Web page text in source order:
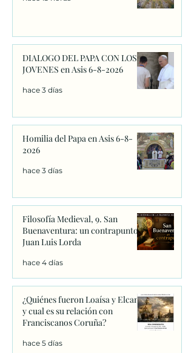
DIALOGO DEL PAPA CON LOS
JOVENES en Asis 6-8-2026
hace 3 días
Homilia del Papa en Asis 6-8-
2026
hace 3 días
Filosofía Medieval, 9. San
Buenaventura: un contrapunto.
Juan Luis Lorda
hace 4 días
¿Quiénes fueron Loaísa y Elcano
y cual es su relación con
Franciscanos Coruña?
hace 5 días